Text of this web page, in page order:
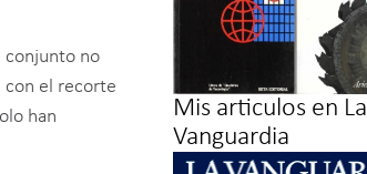
conjunto no
con el recorte
han
Mis articulos en La
Vanguardia